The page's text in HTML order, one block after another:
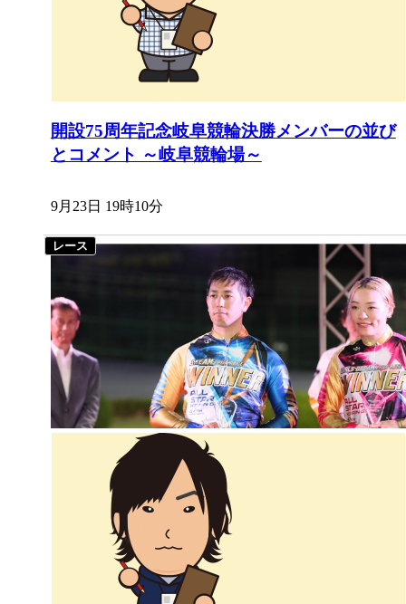
開設75周年記念岐阜競輪決勝メンバーの並び
とコメント ～岐阜競輪場～
9月23日 19時10分